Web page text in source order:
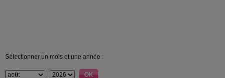
Sélectionner un mois et une année :